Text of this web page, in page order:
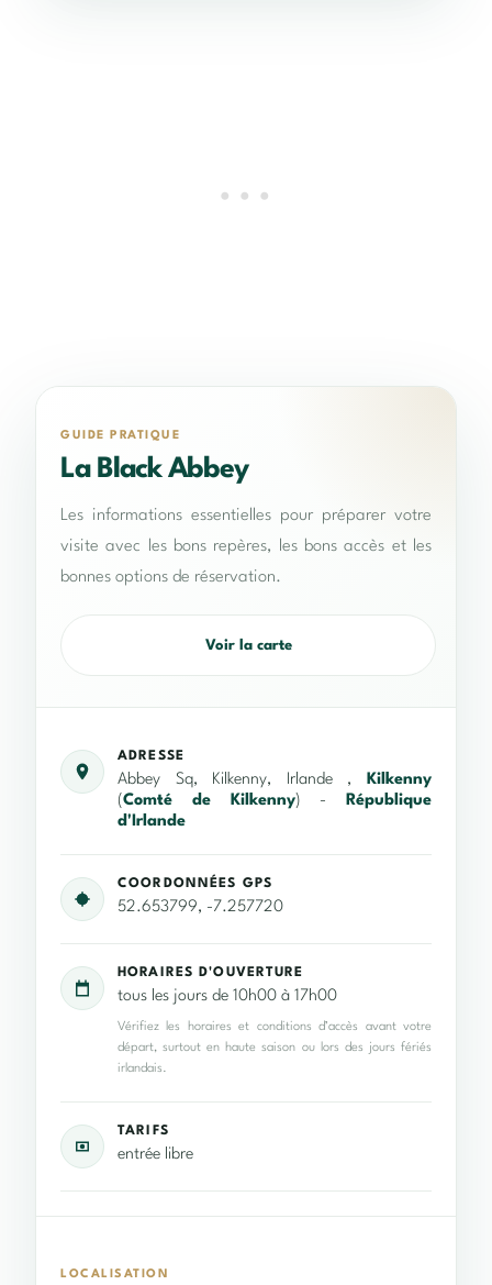
GUIDE PRATIQUE
La Black Abbey
Les informations essentielles pour préparer votre
visite avec les bons repères, les bons accès et les
bonnes options de réservation.
Voir la carte
ADRESSE
Abbey Sq, Kilkenny, Irlande , Kilkenny
(Comté de Kilkenny) - République
d'Irlande
COORDONNÉES GPS
52.653799, -7.257720
HORAIRES D'OUVERTURE
tous les jours de 10h00 à 17h00
Vérifiez les horaires et conditions d’accès avant votre
départ, surtout en haute saison ou lors des jours fériés
irlandais.
TARIFS
entrée libre
LOCALISATION